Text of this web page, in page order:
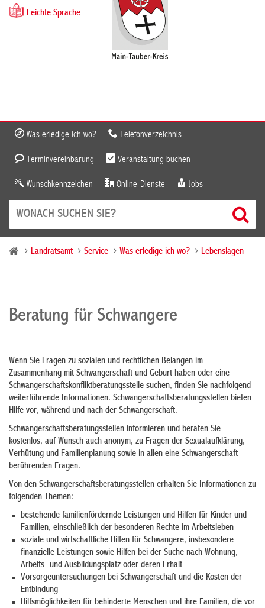
Leichte Sprache
Was erledige ich wo? Telefonverzeichnis
Terminvereinbarung Veranstaltung buchen
Wunschkennzeichen Online-Dienste Jobs
Landratsamt Service Was erledige ich wo? Lebenslagen
Beratung für Schwangere
Wenn Sie Fragen zu sozialen und rechtlichen Belangen im
Zusammenhang mit Schwangerschaft und Geburt haben oder eine
Schwangerschaftskonfliktberatungsstelle suchen, finden Sie nachfolgend
weiterführende Informationen. Schwangerschaftsberatungsstellen bieten
Hilfe vor, während und nach der Schwangerschaft.
Schwangerschaftsberatungsstellen informieren und beraten Sie
kostenlos, auf Wunsch auch anonym, zu Fragen der Sexualaufklärung,
Verhütung und Familienplanung sowie in allen eine Schwangerschaft
berührenden Fragen.
Von den Schwangerschaftsberatungsstellen erhalten Sie Informationen zu
folgenden Themen:
bestehende familienfördernde Leistungen und Hilfen für Kinder und
Familien, einschließlich der besonderen Rechte im Arbeitsleben
soziale und wirtschaftliche Hilfen für Schwangere, insbesondere
finanzielle Leistungen sowie Hilfen bei der Suche nach Wohnung,
Arbeits- und Ausbildungsplatz oder deren Erhalt
Vorsorgeuntersuchungen bei Schwangerschaft und die Kosten der
Entbindung
Hilfsmöglichkeiten für behinderte Menschen und ihre Familien, die vor